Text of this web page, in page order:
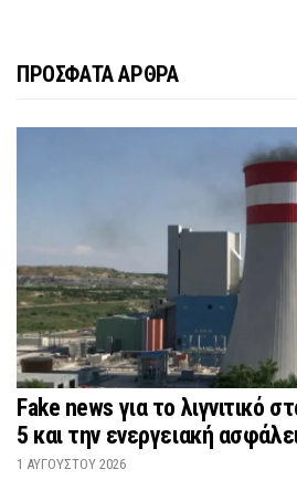
ΠΡΟΣΦΑΤΑ ΑΡΘΡΑ
Fake news για το λιγνιτικό
5 και την ενεργειακή
1 ΑΥΓΟΎΣΤΟΥ 2026